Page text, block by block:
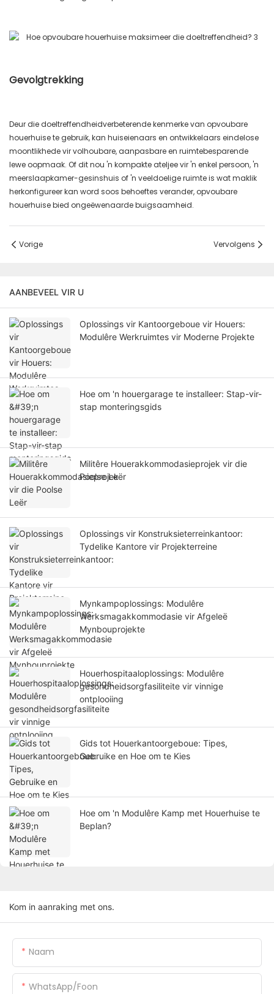
Gevolgtrekking
Deur die doeltreffendheidverbeterende kenmerke van opvoubare
houerhuise te gebruik, kan huiseienaars en ontwikkelaars eindelose
moontlikhede vir volhoubare, aanpasbare en ruimtebesparende
lewe oopmaak. Of dit nou 'n kompakte ateljee vir 'n enkel persoon, 'n
meerslaapkamer-gesinshuis of 'n veeldoelige ruimte is wat maklik
herkonfigureer kan word soos behoeftes verander, opvoubare
houerhuise bied ongeëwenaarde buigsaamheid.
Vorige Vervolgens
AANBEVEEL VIR U
Oplossings vir Kantoorgeboue vir Houers:
Modulêre Werkruimtes vir Moderne Projekte
Hoe om 'n houergarage te installeer: Stap-vir-
stap monteringsgids
Militêre Houerakkommodasieprojek vir die
Poolse Leër
Oplossings vir Konstruksieterreinkantoor:
Tydelike Kantore vir Projekterreine
Mynkampoplossings: Modulêre
Werksmagakkommodasie vir Afgeleë
Mynbouprojekte
Houerhospitaaloplossings: Modulêre
gesondheidsorgfasiliteite vir vinnige
ontplooiing
Gids tot Houerkantoorgeboue: Tipes,
Gebruike en Hoe om te Kies
Hoe om 'n Modulêre Kamp met Houerhuise te
Beplan?
Kom in aanraking met ons.
Naam
WhatsApp/foon